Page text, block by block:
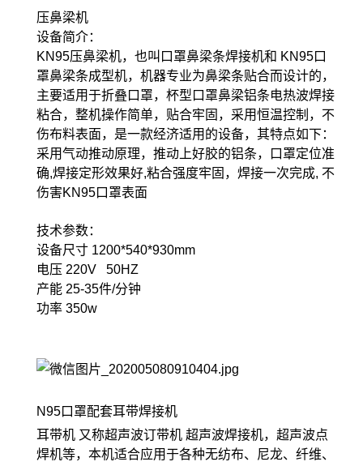
压鼻梁机
设备简介：
KN95压鼻梁机，也叫口罩鼻梁条焊接机和 KN95口
罩鼻梁条成型机，机器专业为鼻梁条贴合而设计的，
主要适用于折叠口罩，杯型口罩鼻梁铝条电热波焊接
粘合，整机操作简单，贴合牢固，采用恒温控制，不
伤布料表面，是一款经济适用的设备，其特点如下：
采用气动推动原理，推动上好胶的铝条，口罩定位准
确,焊接定形效果好,粘合强度牢固，焊接一次完成, 不
伤害KN95口罩表面
技术参数：
设备尺寸 1200*540*930mm
电压 220V 50HZ
产能 25-35件/分钟
功率 350w
N95口罩配套耳带焊接机
耳带机 又称超声波订带机 超声波焊接机，超声波点
焊机等，本机适合应用于各种无纺布、尼龙、纤维、